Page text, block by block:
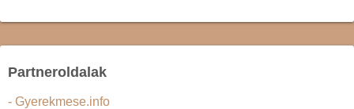
Partneroldalak
- Gyerekmese.info